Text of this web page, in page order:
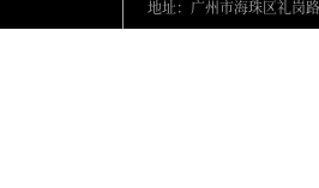
地址：广州市海珠区礼岗